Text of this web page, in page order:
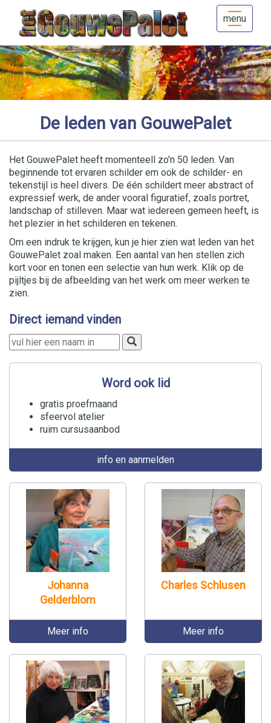
menu
De leden van GouwePalet
Het GouwePalet heeft momenteell zo'n 50 leden. Van
beginnende tot ervaren schilder em ook de schilder- en
tekenstijl is heel divers. De één schildert meer abstract of
expressief werk, de ander vooral figuratief, zoals portret,
landschap of stilleven. Maar wat iedereen gemeen heeft, is
het plezier in het schilderen en tekenen.
Om een indruk te krijgen, kun je hier zien wat leden van het
GouwePalet zoal maken. Een aantal van hen stellen zich
kort voor en tonen een selectie van hun werk. Klik op de
pijltjes bij de afbeelding van het werk om meer werken te
zien.
Direct iemand vinden
Word ook lid
gratis proefmaand
sfeervol atelier
ruim cursusaanbod
info en aanmelden
Johanna
Gelderblom
Meer info
Charles Schlusen
Meer info